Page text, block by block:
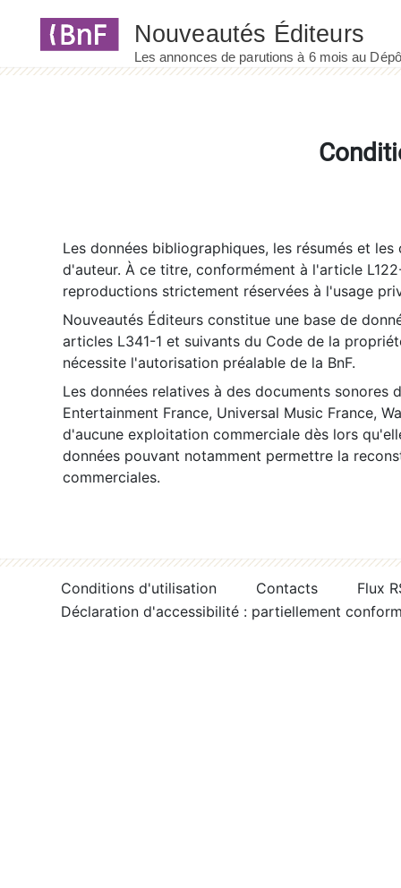
Les données bibliographiques, les résumés et
d'auteur. À ce titre, conformément à l'article
reproductions strictement réservées à l'usage
Nouveautés Éditeurs constitue une base de
articles L341-1 et suivants du Code de la
nécessite l'autorisation préalable de la BnF.
Les données relatives à des documents sonores
Entertainment France, Universal Music France,
d'aucune exploitation commerciale dès lors
données pouvant notamment permettre la
commerciales.
Conditions d'utilisation Contacts
Flux
Déclaration d'accessibilité : partiellement